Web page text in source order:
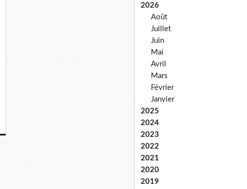
2026
Août
Juillet
Juin
Mai
Avril
Mars
Février
Janvier
2025
2024
2023
2022
2021
2020
2019